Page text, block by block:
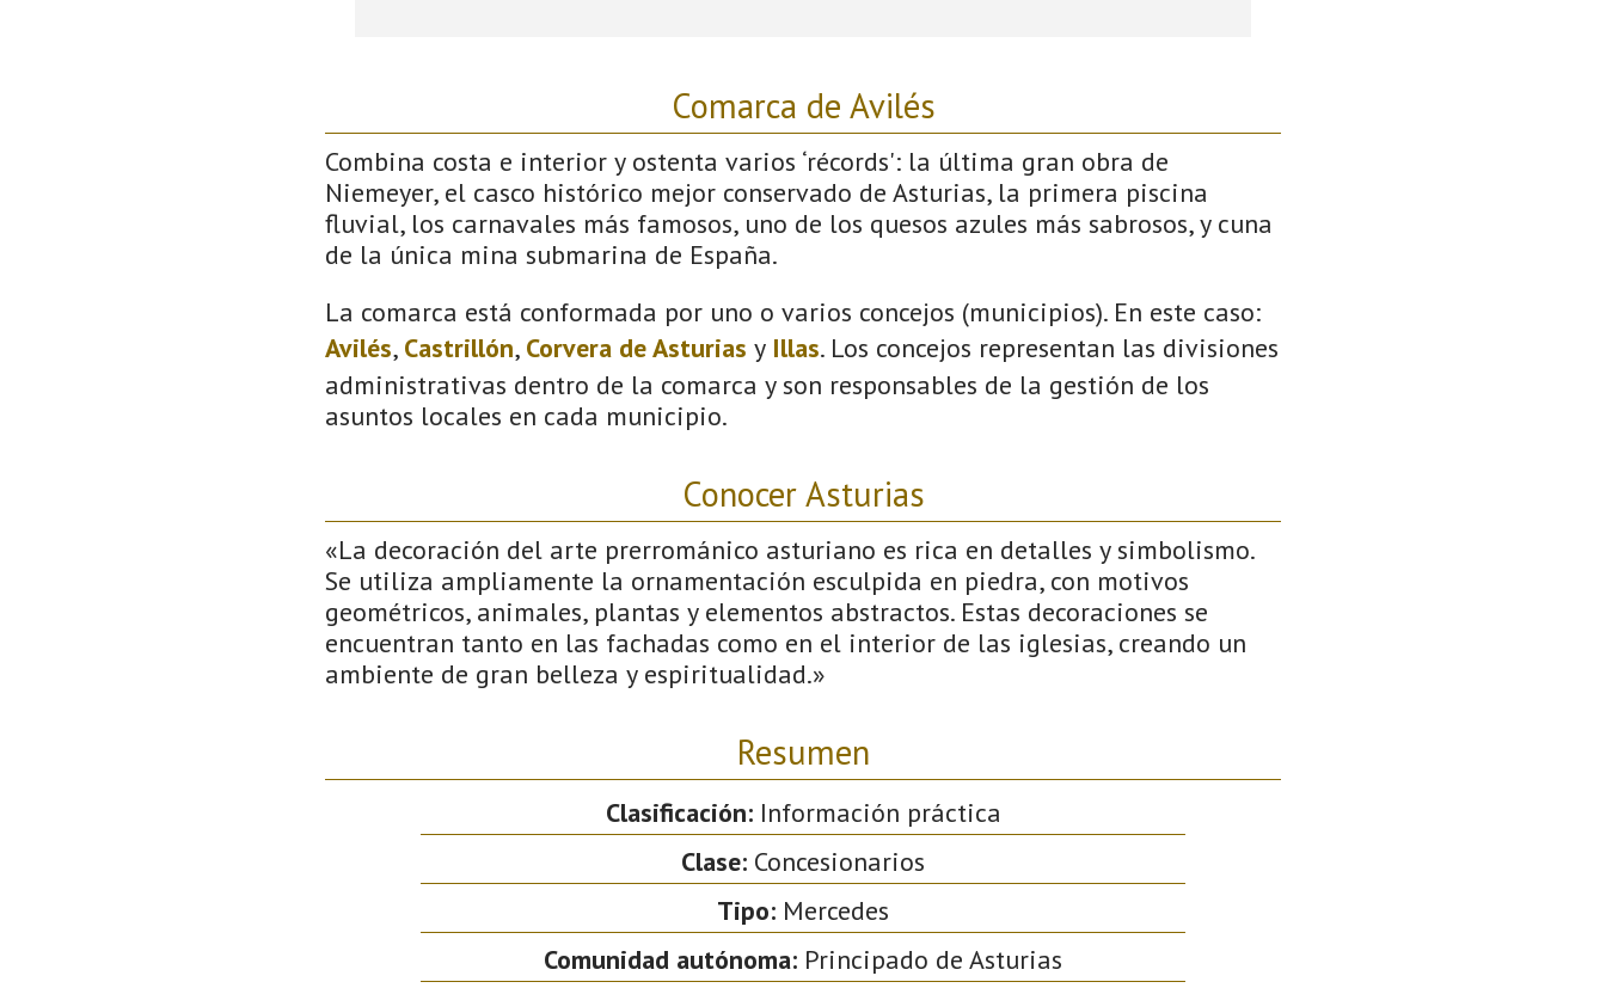
Comarca de Avilés
Combina costa e interior y ostenta varios ‘récords': la última gran obra de
Niemeyer, el casco histórico mejor conservado de Asturias, la primera piscina
fluvial, los carnavales más famosos, uno de los quesos azules más sabrosos, y cuna
de la única mina submarina de España.
La comarca está conformada por uno o varios concejos (municipios). En este caso:
Avilés, Castrillón, Corvera de Asturias y Illas. Los concejos representan las divisiones
administrativas dentro de la comarca y son responsables de la gestión de los
asuntos locales en cada municipio.
Conocer Asturias
«La decoración del arte prerrománico asturiano es rica en detalles y simbolismo.
Se utiliza ampliamente la ornamentación esculpida en piedra, con motivos
geométricos, animales, plantas y elementos abstractos. Estas decoraciones se
encuentran tanto en las fachadas como en el interior de las iglesias, creando un
ambiente de gran belleza y espiritualidad.»
Resumen
Clasificación:Información práctica
Clase: Concesionarios
Tipo: Mercedes
Comunidad autónoma: Principado de Asturias